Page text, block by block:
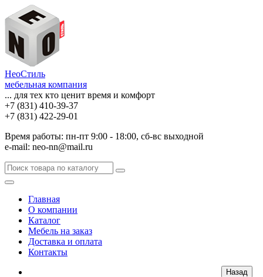
НеоСтиль
мебельная компания
... для тех кто ценит время и комфорт
+7 (831) 410-39-37
+7 (831) 422-29-01
Время работы: пн-пт 9:00 - 18:00, сб-вс выходной
e-mail: neo-nn@mail.ru
Главная
О компании
Каталог
Мебель на заказ
Доставка и оплата
Контакты